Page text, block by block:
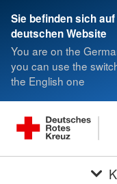
Sie befinden sich
deutschen Website
You are on the
you can use the
the English one